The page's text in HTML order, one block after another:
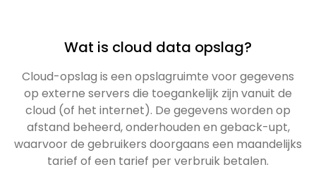
Wat is cloud data opslag?
Cloud-opslag is een opslagruimte voor gegevens
op externe servers die toegankelijk zijn vanuit de
cloud (of het internet). De gegevens worden op
afstand beheerd, onderhouden en geback-upt,
waarvoor de gebruikers doorgaans een maandelijks
tarief of een tarief per verbruik betalen.